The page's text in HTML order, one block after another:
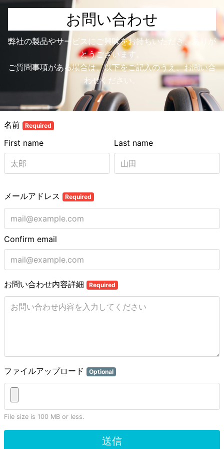
お問い合わせ
弊社の製品やサービスにご興味をお持ちいただき、ありが
とうございます。
ご質問事項がある場合は、以下をご記入のうえ、お問い合
わせください。
名前 Required
Last name
First name
メールアドレス Required
Confirm email
お問い合わせ内容詳細 Required
ファイルアップロード Optional
File size is 100 MB or less.
送信